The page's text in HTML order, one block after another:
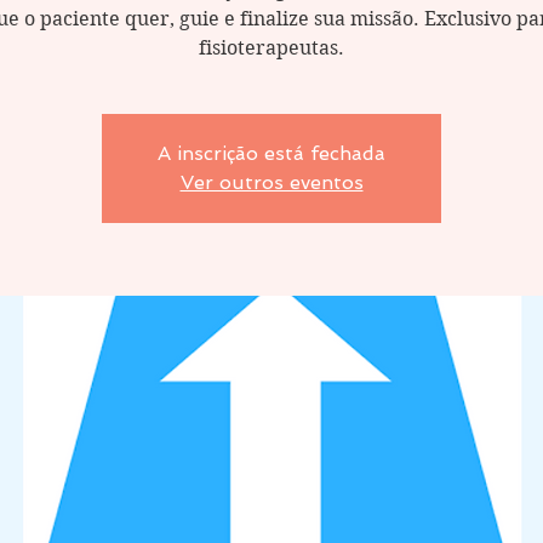
o paciente quer, guie e finalize sua missão. Exclusivo
fisioterapeutas.
A inscrição está fechada
Ver outros eventos